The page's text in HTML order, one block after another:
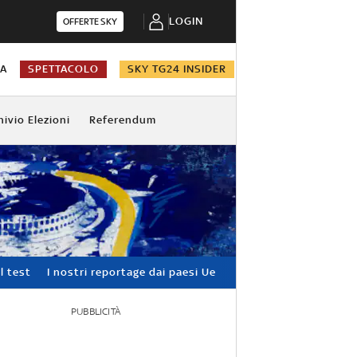
OFFERTE SKY LOGIN
SPETTACOLO SKY TG24 INSIDER
Elezioni Referendum
test I nostri reportage dai paesi Ue
PUBBLICITÀ